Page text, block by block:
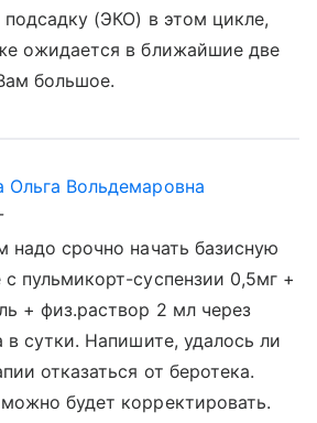
подсадку (ЭКО) в этом цикле,
ожидается в ближайшие две
большое.
Ольга Вольдемаровна
надо срочно начать базисную
пульмикорт-суспензии 0,5мг +
+ физ.раствор 2 мл через
в сутки. Напишите, удалось ли
отказаться от беротека.
будет корректировать.